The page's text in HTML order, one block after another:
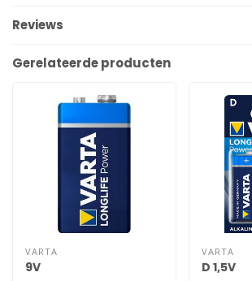
Reviews
Gerelateerde producten
VARTA
9V
VARTA
D 1,5V